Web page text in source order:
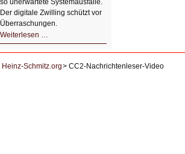
so unerwartete Systemausfälle.
Der digitale Zwilling schützt vor
Überraschungen.
Weiterlesen …
für
Zukunft.
Heinz-Schmitz.org CC2-Nachrichtenleser-Video